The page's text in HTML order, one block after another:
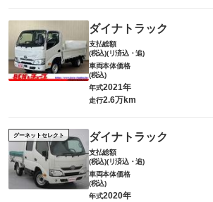
ダイナトラック
支払総額
(税込)(リ済込・追)
車両本体価格
(税込)
年式2021年
走行2.6万km
グーネットセレクト ダイナトラック
支払総額
(税込)(リ済込・追)
車両本体価格
(税込)
年式2020年